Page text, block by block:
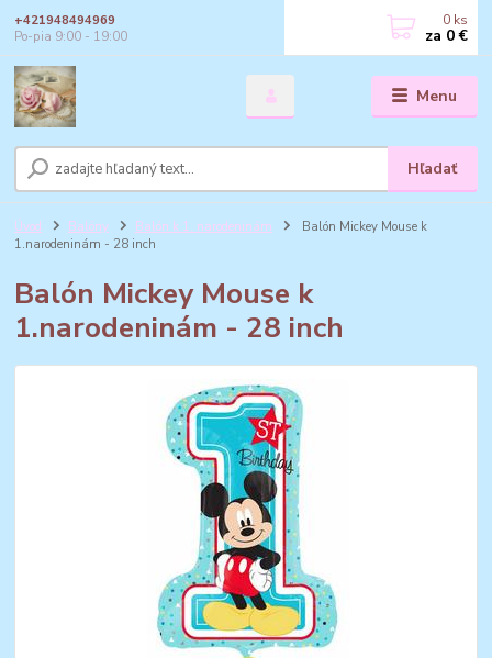
Menu
Hľadať
+421948494969
Po-pia 9:00 - 19:00
0 ks
za 0 €
Úvod Balóny Balón k 1. narodeninám
Balón Mickey Mouse k
1.narodeninám - 28 inch
Balón Mickey Mouse k
1.narodeninám - 28 inch